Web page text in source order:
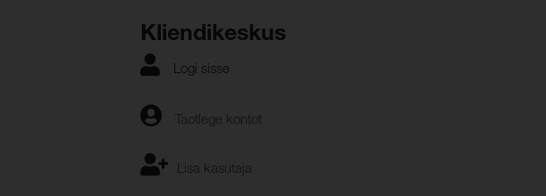
Kliendikeskus
Logi sisse
Taotlege kontot
Lisa kasutaja